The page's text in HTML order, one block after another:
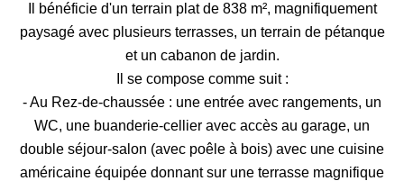
Il bénéficie d'un terrain plat de 838 m², magnifiquement
paysagé avec plusieurs terrasses, un terrain de pétanque
et un cabanon de jardin.
Il se compose comme suit :
- Au Rez-de-chaussée : une entrée avec rangements, un
WC, une buanderie-cellier avec accès au garage, un
double séjour-salon (avec poêle à bois) avec une cuisine
américaine équipée donnant sur une terrasse magnifique